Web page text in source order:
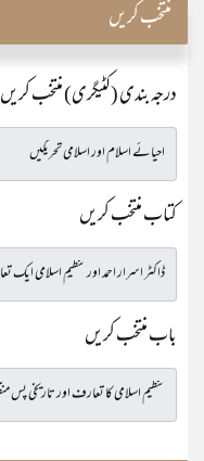
منتخب کریں
درجہ بندی (کٹیگری) منتخب کریں
کتاب منتخب کریں
باب منتخب کریں